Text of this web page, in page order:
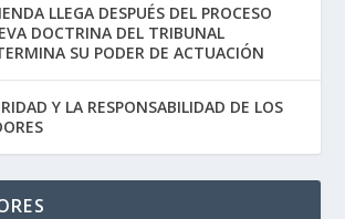
LLEGA DESPUÉS DEL PROCESO
DOCTRINA DEL TRIBUNAL
SU PODER DE ACTUACIÓN
Y LA RESPONSABILIDAD DE LOS